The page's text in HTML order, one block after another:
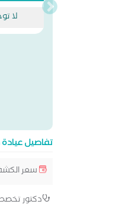
لا
تفاصيل
سعر
دكتور